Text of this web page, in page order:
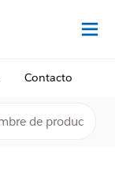
Contacto